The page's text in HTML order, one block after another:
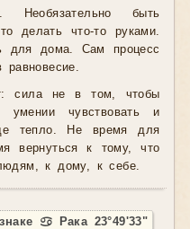
Необязательно быть
делать что-то руками.
для дома. Сам процесс
равновесие.
сила не в том, чтобы
чувствовать и
тепло. Не время для
вернуться к тому, что
к дому, к себе.
♋ Рака 23°49'33"